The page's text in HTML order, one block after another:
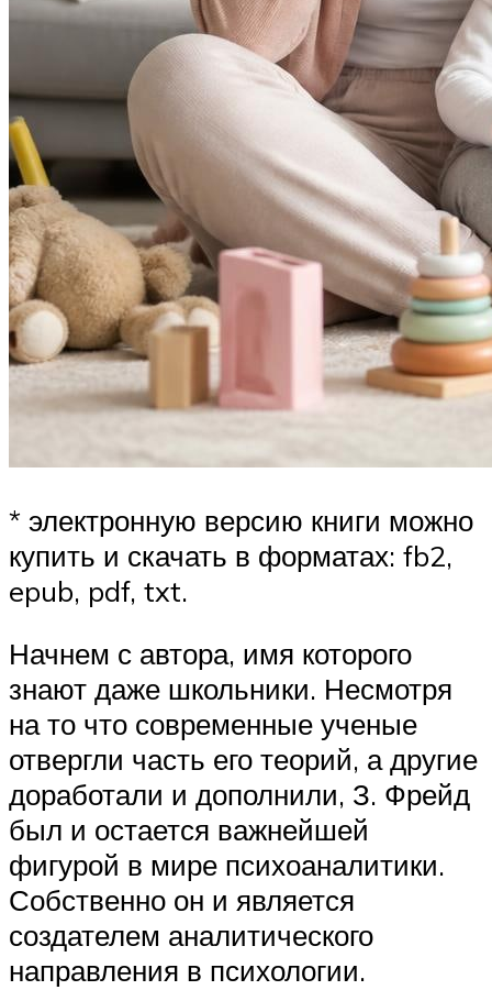
* электронную версию книги можно
купить и скачать в форматах: fb2,
epub, pdf, txt.
Начнем с автора, имя которого
знают даже школьники. Несмотря
на то что современные ученые
отвергли часть его теорий, а другие
доработали и дополнили, З. Фрейд
был и остается важнейшей
фигурой в мире психоаналитики.
Собственно он и является
создателем аналитического
направления в психологии.